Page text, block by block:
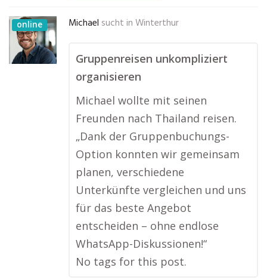
online Michael sucht in Winterthur
Gruppenreisen unkompliziert
organisieren
Michael wollte mit seinen
Freunden nach Thailand reisen.
„Dank der Gruppenbuchungs-
Option konnten wir gemeinsam
planen, verschiedene
Unterkünfte vergleichen und uns
für das beste Angebot
entscheiden – ohne endlose
WhatsApp-Diskussionen!“
No tags for this post.